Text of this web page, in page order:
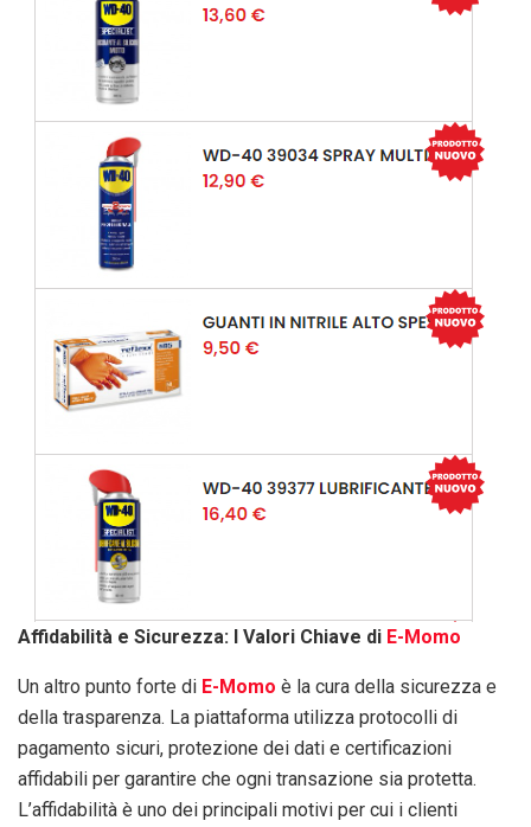
Affidabilità e Sicurezza: I Valori Chiave di E-Momo
Un altro punto forte di E-Momo è la cura della sicurezza e
della trasparenza. La piattaforma utilizza protocolli di
pagamento sicuri, protezione dei dati e certificazioni
affidabili per garantire che ogni transazione sia protetta.
L’affidabilità è uno dei principali motivi per cui i clienti